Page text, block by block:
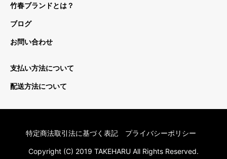
竹春ブランドとは？
ブログ
お問い合わせ
支払い方法について
配送方法について
特定商法取引法に基づく表記 プライバシーポリシー
Copyright (C) 2019 TAKEHARU All Rights Reserved.